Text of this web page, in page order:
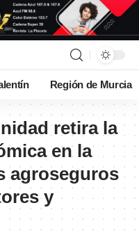
Región de Murcia
retira la
en la
agroseguros
y